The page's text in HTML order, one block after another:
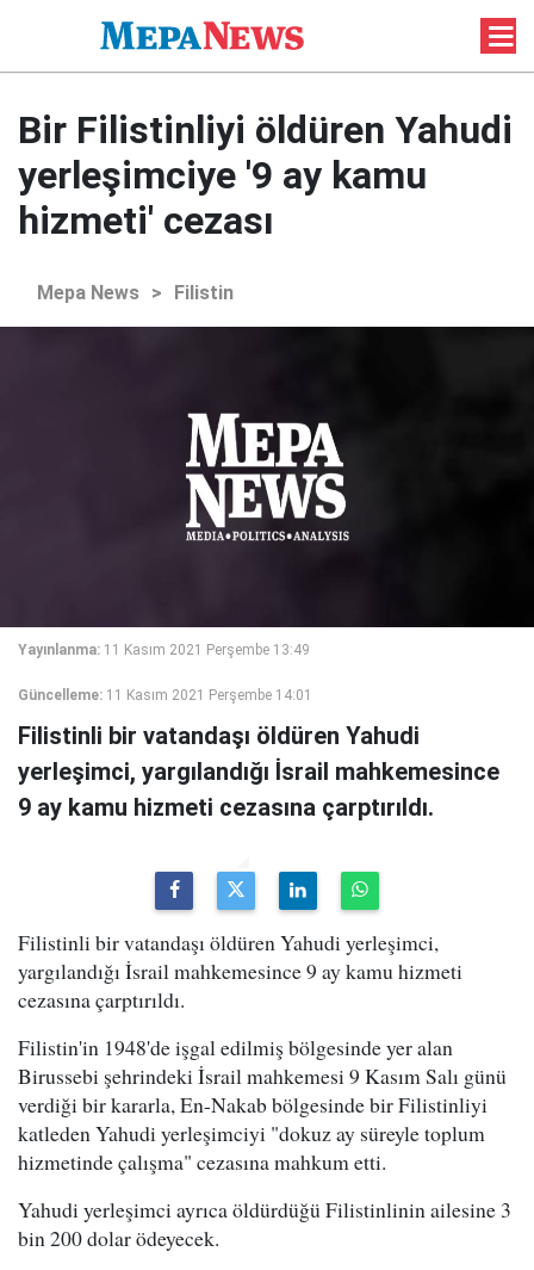
Bir Filistinliyi öldüren Yahudi
yerleşimciye '9 ay kamu
hizmeti' cezası
Mepa News > Filistin
Yayınlanma: 11 Kasım 2021 Perşembe 13:49
Güncelleme: 11 Kasım 2021 Perşembe 14:01
Filistinli bir vatandaşı öldüren Yahudi
yerleşimci, yargılandığı İsrail mahkemesince
9 ay kamu hizmeti cezasına çarptırıldı.
Filistinli bir vatandaşı öldüren Yahudi yerleşimci,
yargılandığı İsrail mahkemesince 9 ay kamu hizmeti
cezasına çarptırıldı.
Filistin'in 1948'de işgal edilmiş bölgesinde yer alan
Birussebi şehrindeki İsrail mahkemesi 9 Kasım Salı günü
verdiği bir kararla, En-Nakab bölgesinde bir Filistinliyi
katleden Yahudi yerleşimciyi "dokuz ay süreyle toplum
hizmetinde çalışma" cezasına mahkum etti.
Yahudi yerleşimci ayrıca öldürdüğü Filistinlinin ailesine 3
bin 200 dolar ödeyecek.